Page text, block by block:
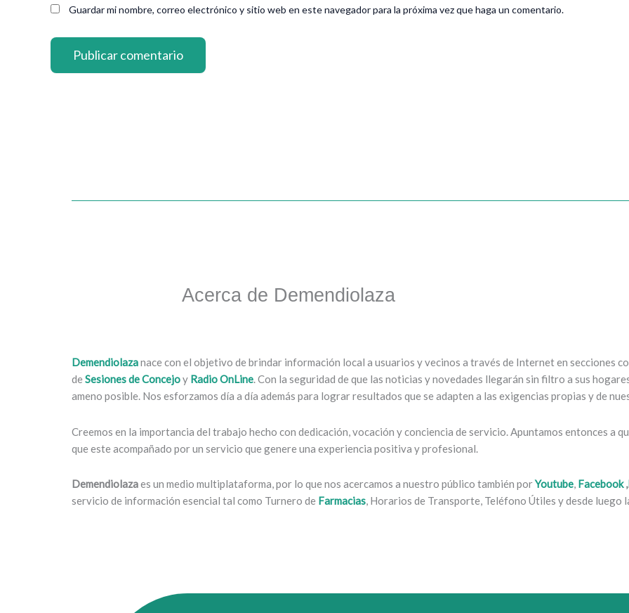
Guardar mi nombre, correo electrónico y sitio web en este navegador para la próxima vez que haga un comentario.
Acerca de Demendiolaza
Demendiolazanace con el objetivo de brindar información local a usuarios y vecinos a través de Internet en secciones
de Sesiones de Concejoy Radio OnLine. Con la seguridad de que las noticias y novedades llegarán sin filtro a sus
ameno posible. Nos esforzamos día a día además para lograr resultados que se adapten a las exigencias propias y de
Creemos en la importancia del trabajo hecho con dedicación, vocación y conciencia de servicio. Apuntamos entonces a
que este acompañado por un servicio que genere una experiencia positiva y profesional.
Demendiolazaes un medio multiplataforma, por lo que nos acercamos a nuestro público también porYoutube, Facebook,
servicio de información esencial tal como Turnero de Farmacias, Horarios de Transporte, Teléfono Útiles y desde luego